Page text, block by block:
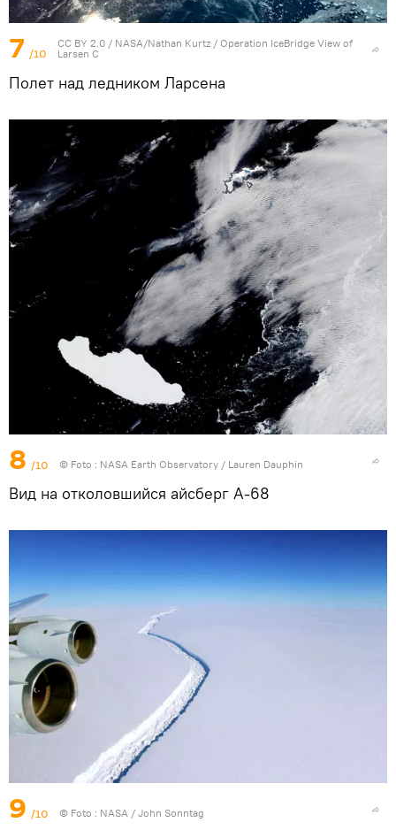
7 /10
CC BY 2.0 / NASA/Nathan Kurtz / Operation IceBridge View of
Larsen C
Полет над ледником Ларсена
8 /10 © Foto : NASA Earth Observatory / Lauren Dauphin
Вид на отколовшийся айсберг А-68
9 /10 © Foto : NASA / John Sonntag